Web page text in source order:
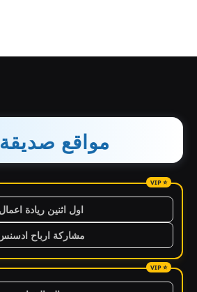
مواقع صديقة
اول اثنين ريادة اعمال
مشاركة ارباح